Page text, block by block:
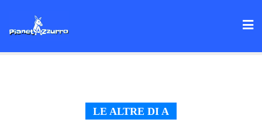
LE ALTRE DI A